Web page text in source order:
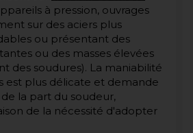
à pression, ouvrages
sur des aciers plus
ou présentant des
ou des masses élevées
des soudures). La maniabilité
est plus délicate et demande
la part du soudeur,
de la nécessité d'adopter